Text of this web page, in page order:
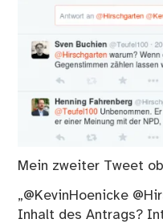
Mein zweiter Tweet
„@KevinHoenicke
Inhalt des Antrags?